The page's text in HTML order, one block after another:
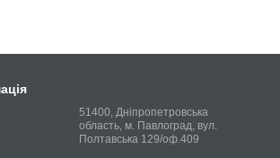
51400, Дніпропетровська
область, м. Павлоград, вул.
Полтавська 129/оф.409